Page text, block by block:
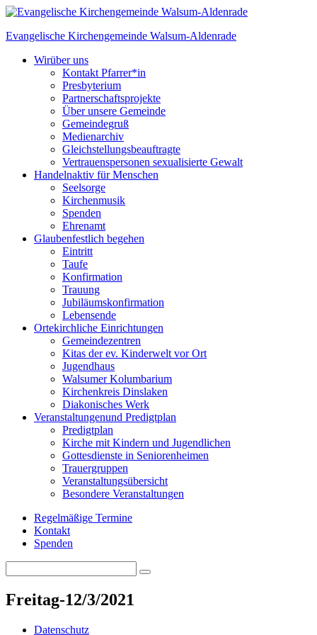
Skip
content
Evangelische Kirchengemeinde Walsum-Aldenrade
Wirüber uns
Kontakt Pfarrer*in
Presbyterium
Partnerschaftsprojekte
Über unsere Gemeinde
Gemeindegruß
Medienarchiv
Gleichstellungs­beauftragte
Vertrauenspersonen sexualisierte Gewalt
Handelnaktiv für Menschen
Seelsorge
Kirchenmusik
Spenden
Ehrenamt
Glaubenfestlich begehen
Eintritt
Taufe
Konfirmation
Trauung
Jubiläumskonfirmation
Lebensende
Ortekirchliche Einrichtungen
Gemeindezentren
Kitas der ev. Kinderwelt vor Ort
Jugendhaus
Walsumer Kolumbarium
Kirchenkreis Dinslaken
Diakonisches Werk
Veranstaltungenund Predigtplan
Predigtplan
Kirche mit Kindern und Jugendlichen
Gottesdienste in Seniorenheimen
Trauergruppen
Veranstaltungsübersicht
Besondere Veranstaltungen
Regelmäßige Termine
Kontakt
Spenden
for:
Search
Freitag-12/3/2021
Datenschutz